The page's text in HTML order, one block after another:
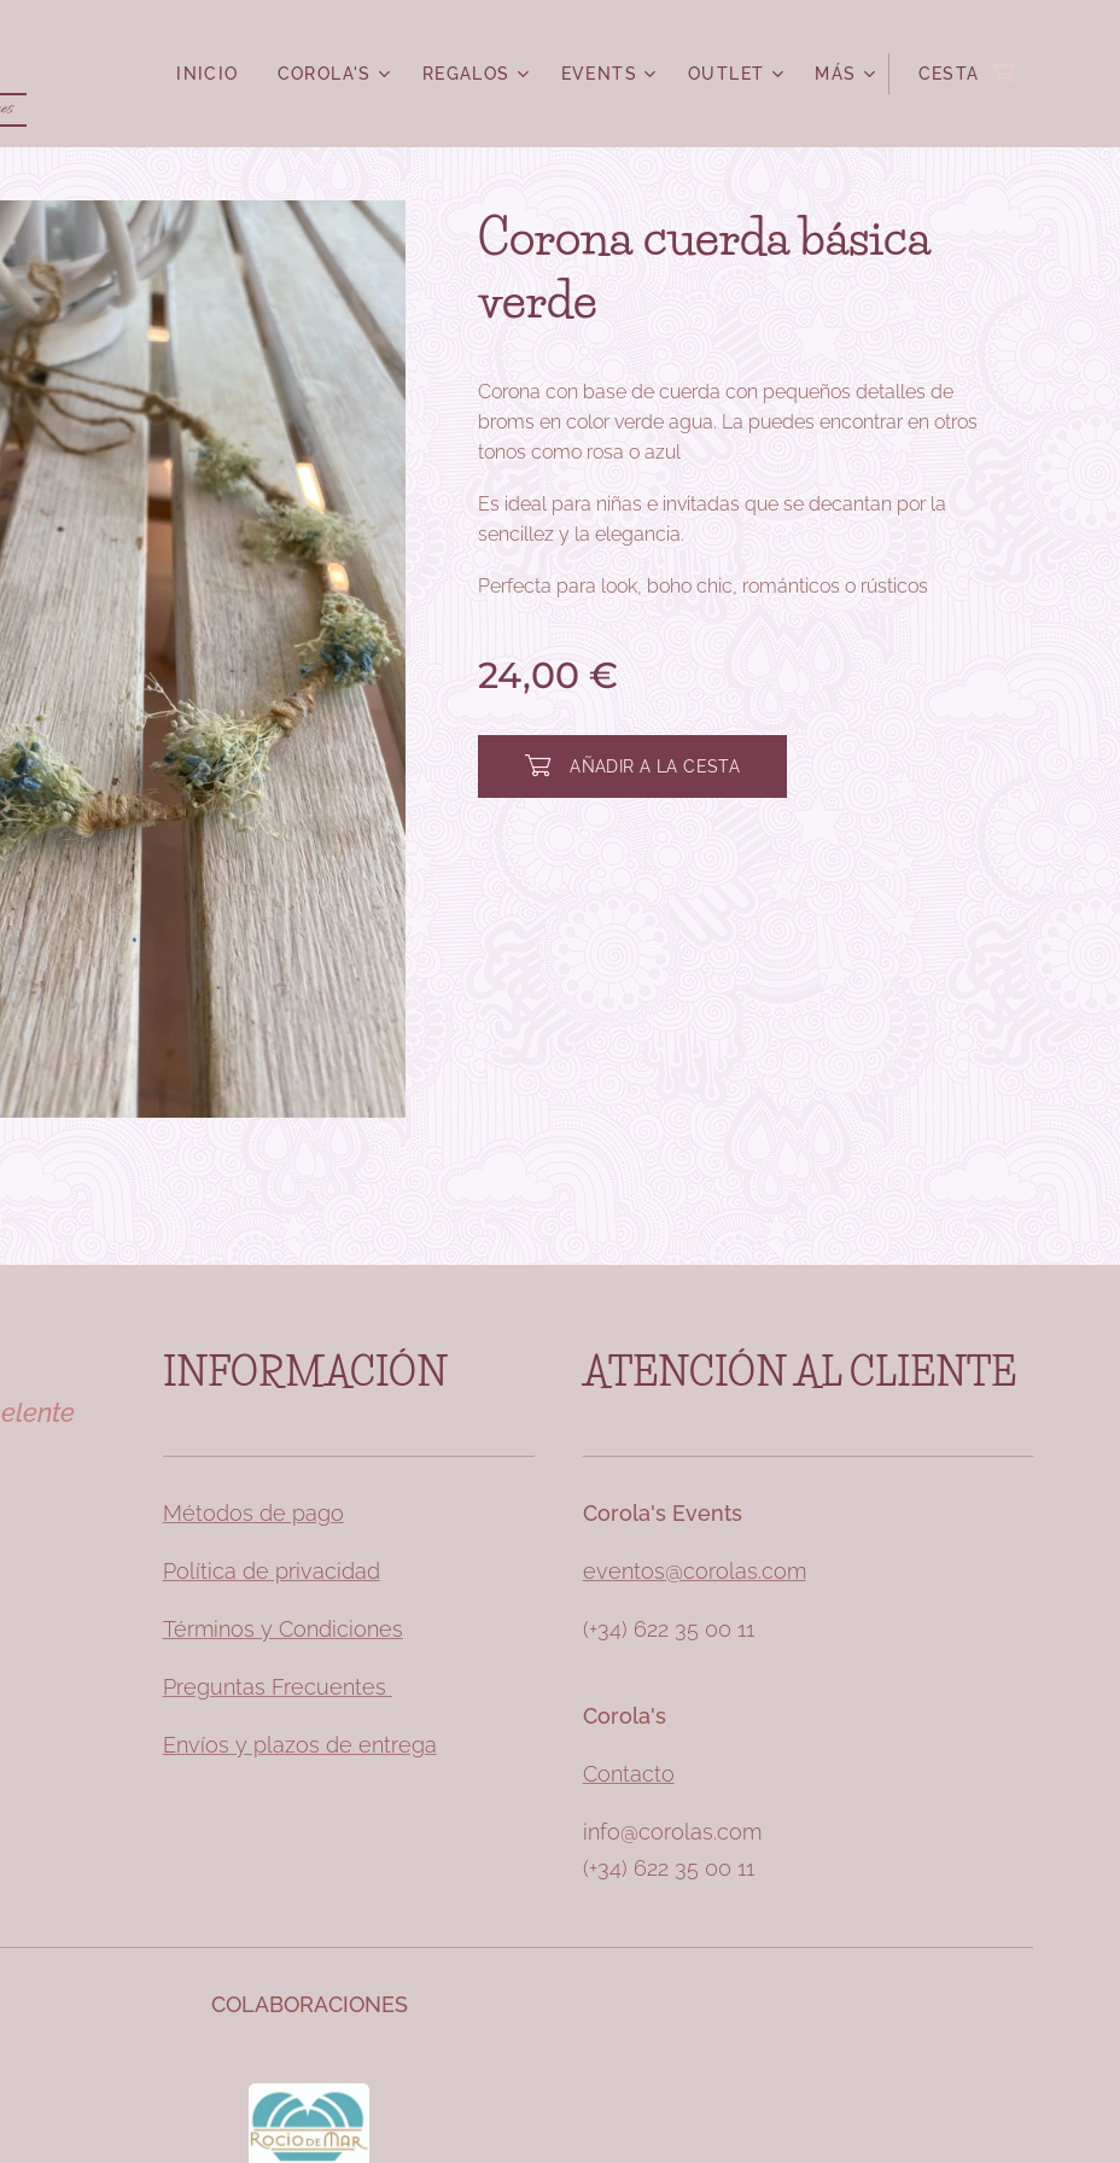
INICIO COROLA'S REGALOS EVENTS OUTLET MÁS CESTA
Corona cuerda básica
verde
Corona con base de cuerda con pequeños detalles de
broms en color verde agua. La puedes encontrar en otros
tonos como rosa o azul
Es ideal para niñas e invitadas que se decantan por la
sencillez y la elegancia.
Perfecta para look, boho chic, románticos o rústicos
24,00 €
AÑADIR A LA CESTA
INFORMACIÓN
Métodos de pago
Política de privacidad
Términos y Condiciones
Preguntas Frecuentes
Envíos y plazos de entrega
ATENCIÓN AL CLIENTE
Corola's Events
eventos@corolas.com
(+34) 622 35 00 11
Corola's
Contacto
info@corolas.com
(+34) 622 35 00 11
COLABORACIONES